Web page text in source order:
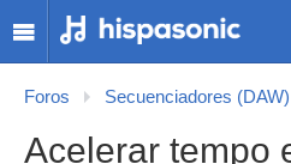
Foros Secuenciadores (DAW)
Acelerar tempo